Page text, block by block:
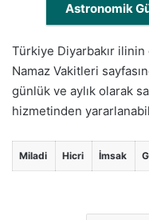
Astronomik
Türkiye Diyarbakır ilinin
Namaz Vakitleri
günlük ve aylık olarak
hizmetinden
Miladi Hicri İmsak